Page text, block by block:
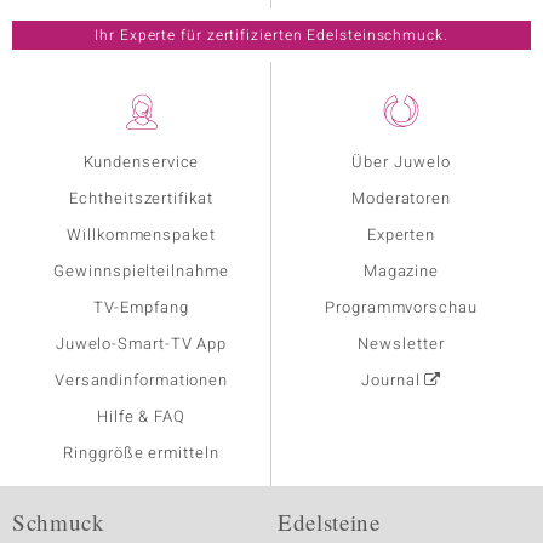
Kundenservice
Echtheitszertifikat
Willkommenspaket
Gewinnspielteilnahme
TV-Empfang
Juwelo-Smart-TV App
Versandinformationen
Hilfe & FAQ
Ringgröße ermitteln
Über Juwelo
Moderatoren
Experten
Magazine
Programmvorschau
Newsletter
Journal
Ihr Experte für zertifizierten Edelsteinschmuck.
Schmuck Edelsteine